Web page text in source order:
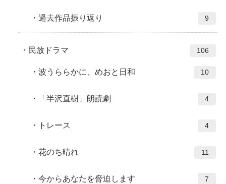
過去作品振り返り 9
民放ドラマ 106
波うららかに、めおと日和 10
「半沢直樹」朗読劇 4
トレース 4
花のち晴れ 11
今からあなたを脅迫します 7